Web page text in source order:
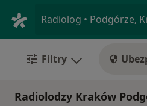
Filtry
Radiolodzy Kraków